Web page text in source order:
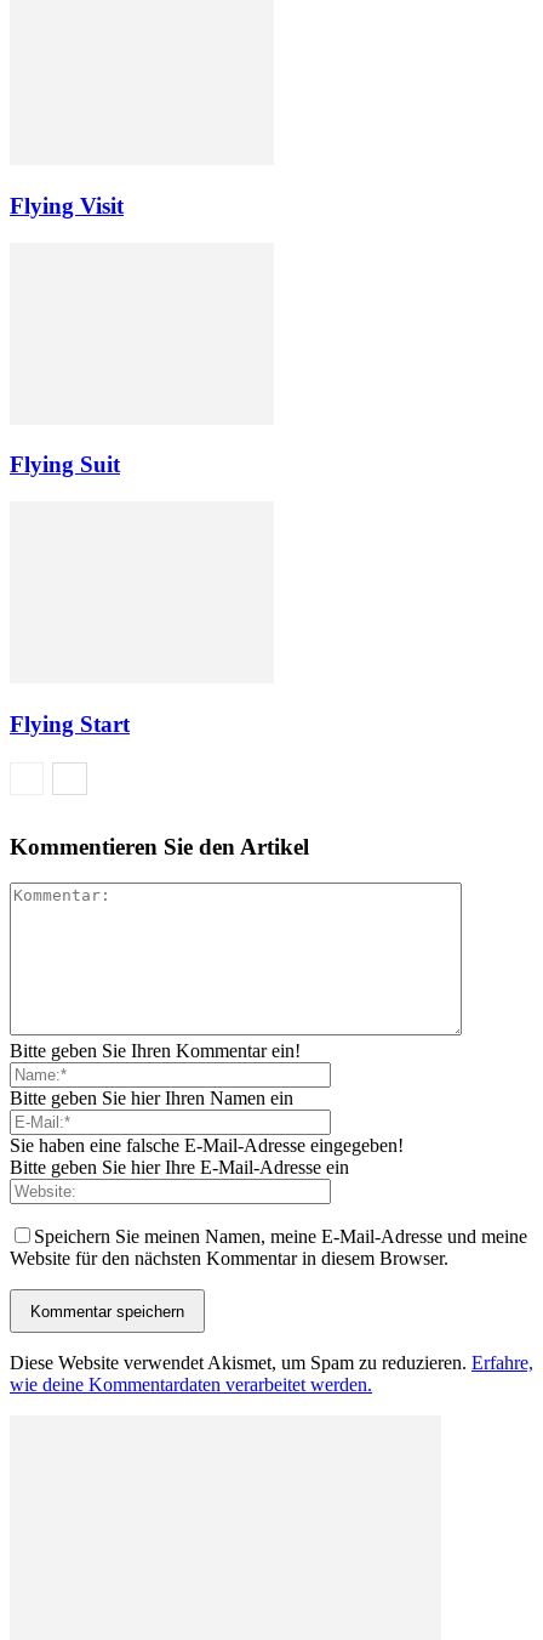
Flying Visit
Flying Suit
Flying Start
Kommentieren Sie den Artikel
Bitte geben Sie Ihren Kommentar ein!
Bitte geben Sie hier Ihren Namen ein
Sie haben eine falsche E-Mail-Adresse eingegeben!
Bitte geben Sie hier Ihre E-Mail-Adresse ein
Speichern Sie meinen Namen, meine E-Mail-Adresse und meine
Website für den nächsten Kommentar in diesem Browser.
Diese Website verwendet Akismet, um Spam zu reduzieren. Erfahre,
wie deine Kommentardaten verarbeitet werden.